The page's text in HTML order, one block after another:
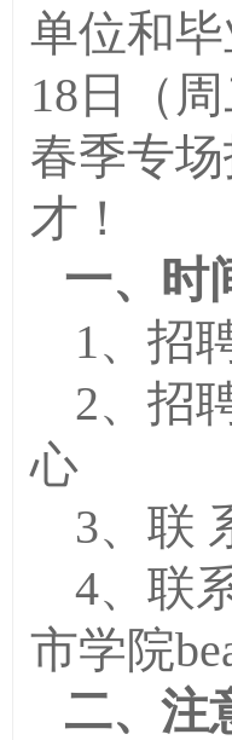
单位和
18日（
春季专
才！
一、时
1、招
2、招
心
3、联
4、联
市学院
二、 注